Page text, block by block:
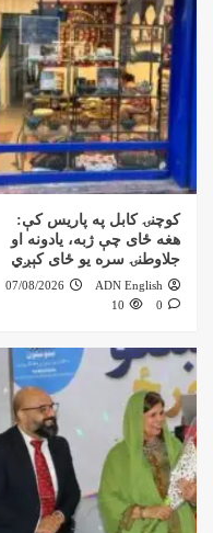
کوچنۍ کابل په پاریس کې:
هغه ځای چې ژبه، یادونه او
جلاوطنۍ سره یو ځای کېږي
ADN English
07/08/2026
0
10